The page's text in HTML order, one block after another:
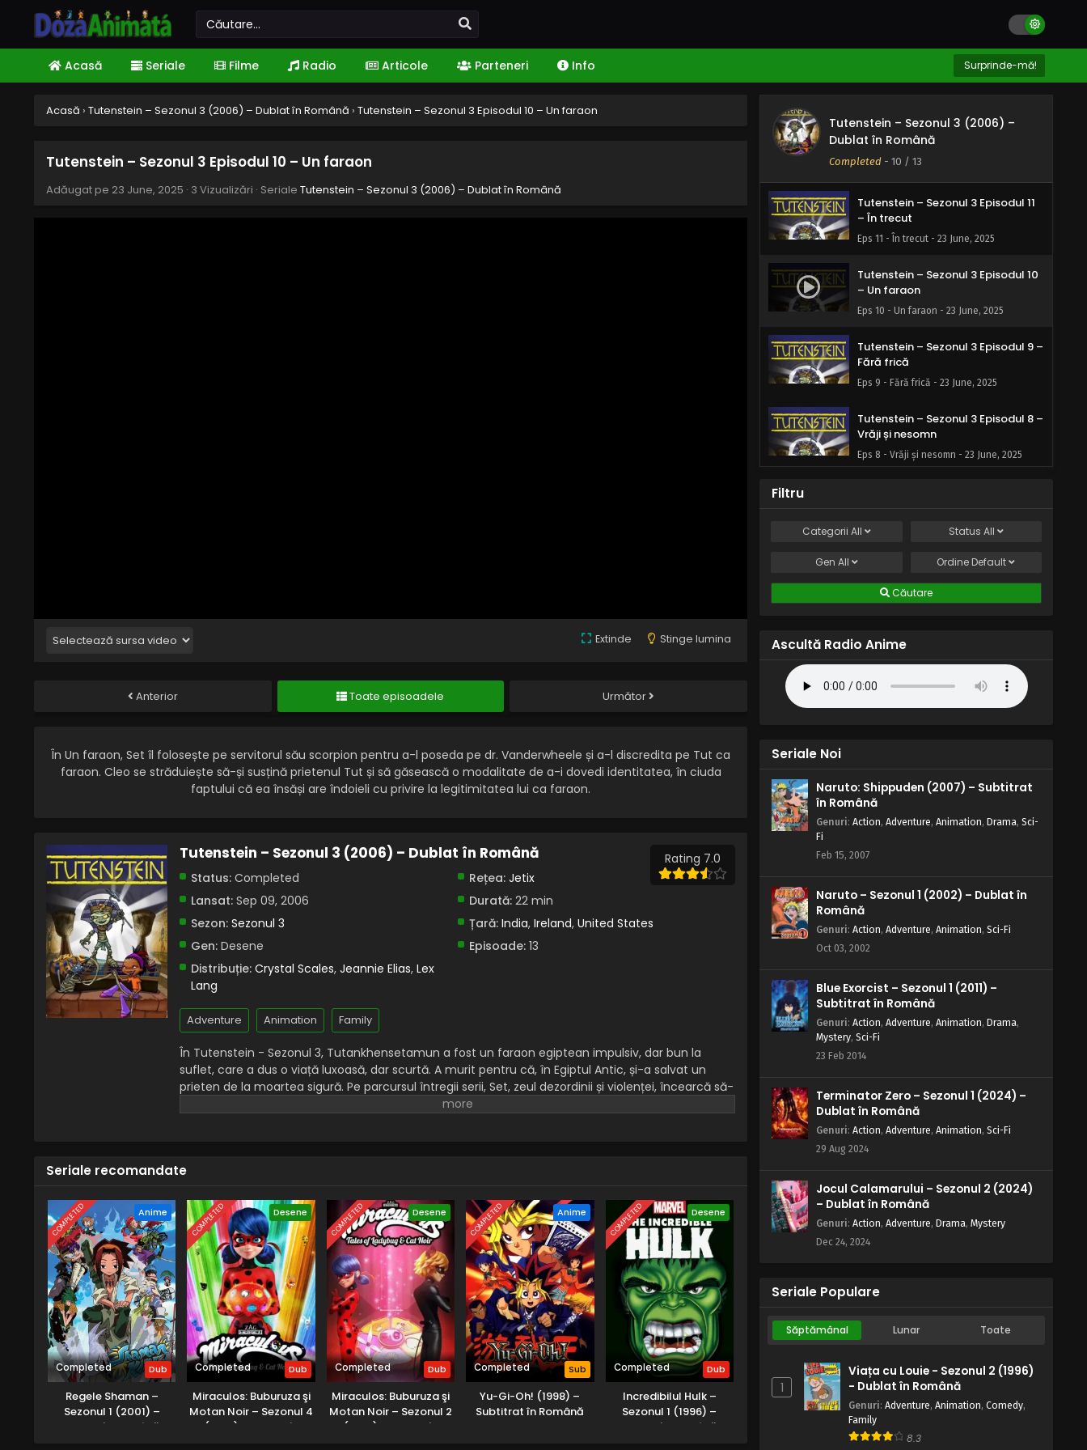
Acasă Seriale Filme Radio Articole Parteneri Info Surprinde-mă!
Acasă › Tutenstein – Sezonul 3 (2006) – Dublat în Română › Tutenstein – Sezonul 3 Episodul 10 – Un faraon
Tutenstein – Sezonul 3 Episodul 10 – Un faraon
Adăugat pe 23 June, 2025 · 3 Vizualizări · Seriale Tutenstein – Sezonul 3 (2006) – Dublat în Română
Extinde Stinge lumina
Anterior Toate episoadele Următor
În Un faraon, Set îl folosește pe servitorul său scorpion pentru a-l poseda pe dr. Vanderwheele și a-l discredita pe Tut ca
faraon. Cleo se străduiește să-și susțină prietenul Tut și să găsească o modalitate de a-i dovedi identitatea, în ciuda
faptului că ea însăși are îndoieli cu privire la legitimitatea lui ca faraon.
Tutenstein – Sezonul 3 (2006) – Dublat în Română
Rating 7.0
Status: Completed Rețea: Jetix
Lansat: Sep 09, 2006 Durată:22 min
Sezon: Sezonul 3 Țară: India, Ireland, United States
Gen: Desene Episoade:13
Distribuție: Crystal Scales, Jeannie Elias, Lex
Lang
Adventure Animation Family
În Tutenstein - Sezonul 3, Tutankhensetamun a fost un faraon egiptean impulsiv, dar bun la
suflet, care a dus o viață luxoasă, dar scurtă. A murit pentru că, în Egiptul Antic, și-a salvat un
prieten de la moartea sigură. Pe parcursul întregii serii, Set, zeul dezordinii și violenței, încearcă să-
l distrugă pe Tut și să pună mâna pe sceptru pentru a deveni stăpânul tuturor.
Seriale recomandate
COMPLETED Anime
Completed Dub
Regele Shaman –
Sezonul 1 (2001) –
Dublat în Română
COMPLETED Desene
Completed Dub
Miraculos: Buburuza şi
Motan Noir – Sezonul 4
(2021) – Dublat în
COMPLETED Desene
Completed Dub
Miraculos: Buburuza şi
Motan Noir – Sezonul 2
(2017) – Dublat în
COMPLETED Anime
Completed Sub
Yu-Gi-Oh! (1998) –
Subtitrat în Română
COMPLETED Desene
Completed Dub
Incredibilul Hulk –
Sezonul 1 (1996) –
Dublat în Română
Tutenstein – Sezonul 3 (2006) –
Dublat în Română
Completed - 10 / 13
Tutenstein – Sezonul 3 Episodul 13
Eps 13 - Păstrează-ți ochiul călător pentru
Tutenstein – Sezonul 3 Episodul 12
– Mica problemă a lui Tut
2025
Tutenstein – Sezonul 3 Episodul 11
– În trecut
Eps 11 - În trecut - 23 June, 2025
Tutenstein – Sezonul 3 Episodul 10
– Un faraon
Eps 10 - Un faraon - 23 June, 2025
Tutenstein – Sezonul 3 Episodul 9 –
Fără frică
Eps 9 - Fără frică - 23 June, 2025
Tutenstein – Sezonul 3 Episodul 8 –
Vrăji și nesomn
Eps 8 - Vrăji și nesomn - 23 June, 2025
Eps 7 - Tut apărătorul - 23 June, 2025
Tutenstein – Sezonul 3 Episodul 6 –
Eps 6 - A fi sau a nu fi - 23 June, 2025
Tutenstein – Sezonul 3 Episodul 5 –
Adevărul doare
Eps 5 - Adevărul doare - 23 June, 2025
Tutenstein – Sezonul 3 Episodul 4 –
Tutenstein – Sezonul 3 Episodul 3 –
Irezistibilul
Eps 2 - Odihnește în bucăți - 23 June, 2025
Tutenstein – Sezonul 3 Episodul 1 –
Copilul se întoarce
Filtru
Categorii All Status All
Gen All Ordine Default
Căutare
Ascultă Radio Anime
Seriale Noi
Naruto: Shippuden (2007) – Subtitrat
în Română
Genuri: Action, Adventure, Animation, Drama, Sci-
Fi
Feb 15, 2007
Naruto – Sezonul 1 (2002) – Dublat în
Română
Genuri: Action, Adventure, Animation, Sci-Fi
Oct 03, 2002
Blue Exorcist – Sezonul 1 (2011) –
Subtitrat în Română
Genuri: Action, Adventure, Animation, Drama,
Mystery, Sci-Fi
23 Feb 2014
Terminator Zero – Sezonul 1 (2024) –
Dublat în Română
Genuri: Action, Adventure, Animation, Sci-Fi
29 Aug 2024
Jocul Calamarului – Sezonul 2 (2024)
– Dublat în Română
Genuri: Action, Adventure, Drama, Mystery
Dec 24, 2024
Seriale Populare
Săptămânal Lunar Toate
1
Viața cu Louie - Sezonul 2 (1996)
- Dublat în Română
Genuri: Adventure, Animation, Comedy,
Family
8.3